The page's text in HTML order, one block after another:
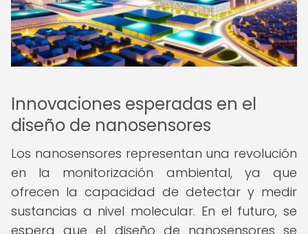
Innovaciones esperadas en el
diseño de nanosensores
Los nanosensores representan una revolución
en la monitorización ambiental, ya que
ofrecen la capacidad de detectar y medir
sustancias a nivel molecular. En el futuro, se
espera que el diseño de nanosensores se